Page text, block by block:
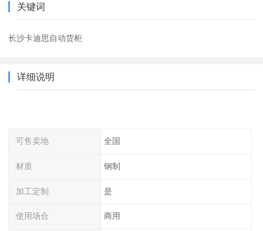
关键词
长沙卡迪思自动货柜
详细说明
可售卖地 全国
材质 钢制
加工定制 是
使用场合 商用